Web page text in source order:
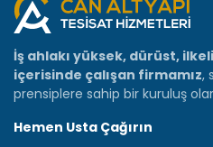
İş ahlakı yüksek, dürüst,
içerisinde çalışan firmamız,
prensiplere sahip bir kuruluş
Hemen Usta Çağırın